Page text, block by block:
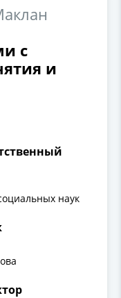
с
и
наук